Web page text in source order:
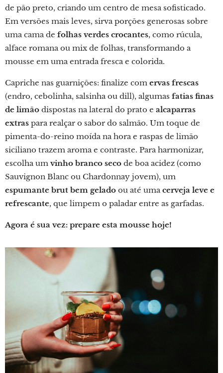
de pão preto, criando um centro de mesa sofisticado.
Em versões mais leves, sirva porções generosas sobre
uma cama de folhas verdes crocantes, como rúcula,
alface romana ou mix de folhas, transformando a
mousse em uma entrada fresca e colorida.
Capriche nas guarnições: finalize com ervas frescas
(endro, cebolinha, salsinha ou dill), algumas fatias finas
de limão dispostas na lateral do prato e alcaparras
extras para realçar o sabor do salmão. Um toque de
pimenta-do-reino moída na hora e raspas de limão
siciliano trazem aroma e contraste. Para harmonizar,
escolha um vinho branco seco de boa acidez (como
Sauvignon Blanc ou Chardonnay jovem), um
espumante brut bem gelado ou até umacerveja leve e
refrescante, que limpem o paladar entre as garfadas.
Agora é sua vez: prepare esta mousse hoje!